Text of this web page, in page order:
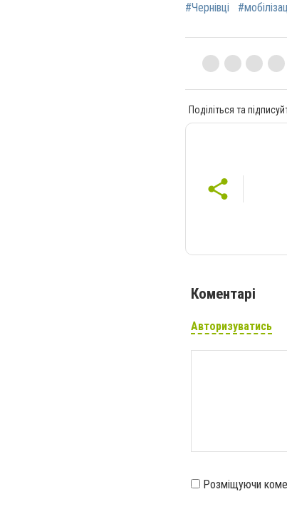
#Чернівці
Поділіться та
Коментарі
Авторизуватись
Розміщуючи